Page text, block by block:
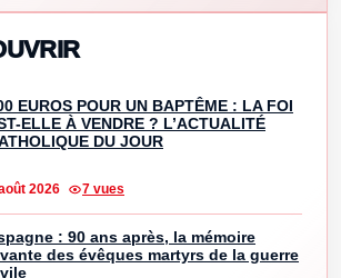
EUROS POUR UN BAPTÊME : LA FOI
ELLE À VENDRE ? L’ACTUALITÉ
DU JOUR
2026 7 vues
: 90 ans après, la mémoire
des évêques martyrs de la guerre